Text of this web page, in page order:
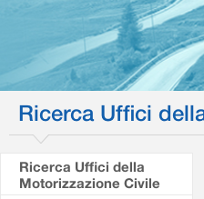
Ricerca Uffici
Ricerca Uffici della
Motorizzazione Civile